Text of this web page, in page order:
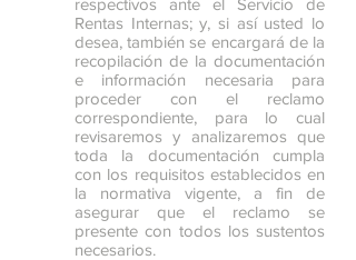
respectivos ante el Servicio de
Rentas Internas; y, si así usted lo
desea, también se encargará de la
recopilación de la documentación
e información necesaria para
proceder con el reclamo
correspondiente, para lo cual
revisaremos y analizaremos que
toda la documentación cumpla
con los requisitos establecidos en
la normativa vigente, a fin de
asegurar que el reclamo se
presente con todos los sustentos
necesarios.